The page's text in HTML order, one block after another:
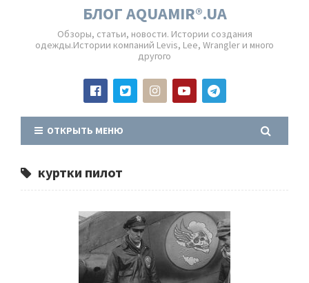
БЛОГ AQUAMIR®.UA
Обзоры, статьи, новости. Истории создания
одежды.Истории компаний Levis, Lee, Wrangler и много
другого
ОТКРЫТЬ МЕНЮ
куртки пилот